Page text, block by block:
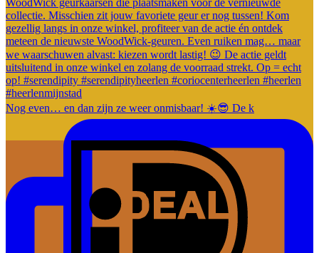
Nog even… en dan zijn ze weer onmisbaar! ☀️😎 De k